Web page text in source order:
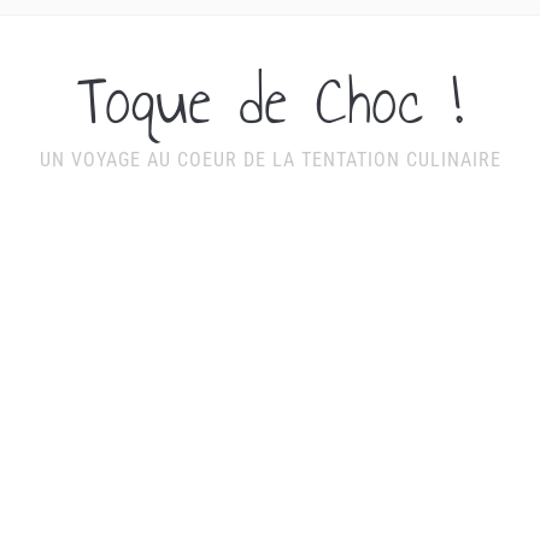
Toque de Choc !
UN VOYAGE AU COEUR DE LA TENTATION CULINAIRE